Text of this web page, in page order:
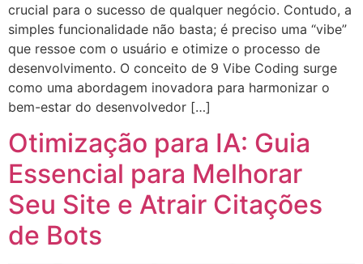
crucial para o sucesso de qualquer negócio. Contudo, a
simples funcionalidade não basta; é preciso uma “vibe”
que ressoe com o usuário e otimize o processo de
desenvolvimento. O conceito de 9 Vibe Coding surge
como uma abordagem inovadora para harmonizar o
bem-estar do desenvolvedor […]
Otimização para IA: Guia
Essencial para Melhorar
Seu Site e Atrair Citações
de Bots